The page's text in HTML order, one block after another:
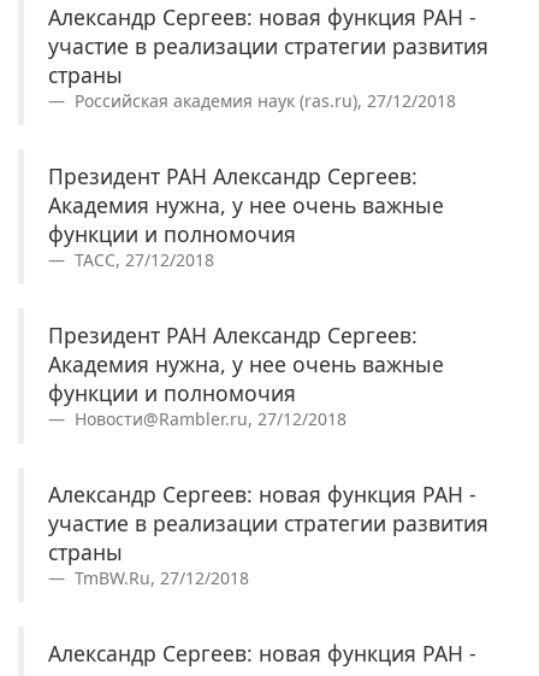
Александр Сергеев: новая функция РАН -
участие в реализации стратегии развития
страны
Российская академия наук (ras.ru), 27/12/2018
Президент РАН Александр Сергеев:
Академия нужна, у нее очень важные
функции и полномочия
ТАСС, 27/12/2018
Президент РАН Александр Сергеев:
Академия нужна, у нее очень важные
функции и полномочия
Новости@Rambler.ru, 27/12/2018
Александр Сергеев: новая функция РАН -
участие в реализации стратегии развития
страны
TmBW.Ru, 27/12/2018
Александр Сергеев: новая функция РАН -